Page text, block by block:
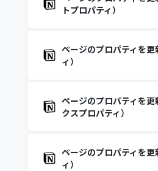
トプロパティ）
ページのプロパティを
ィ）
ページのプロパティを
クスプロパティ）
ページのプロパティを
ィ）